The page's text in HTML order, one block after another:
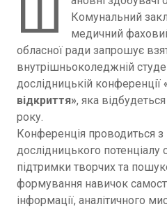
Ш
Комунальний
медичний
обласної ради запрошує
внутрішньоколеджній
дослідницькій конференції
відкриття», яка
року.
Конференція проводиться
дослідницького потенціалу
підтримки творчих та
формування навичок
інформації, аналітичного